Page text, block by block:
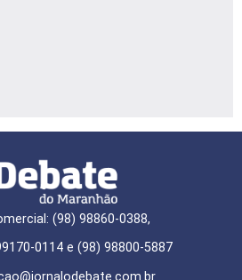
(98) 98860-0388,
0114 e (98) 98800-5887